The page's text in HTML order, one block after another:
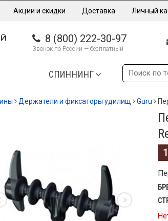
Акции и скидки Доставка Личный
8 (800) 222-30-97
Звонок по России — бесплатный
СПИННИНГ
Держатели и фиксаторы удилищ Guru